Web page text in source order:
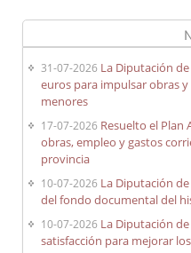
Boletines oficiales
Órganos Consultivos
Foros
Sede Electrónica
Programas de
EE.LL.. Asesoramiento y
31-07-2026 La Diputación
euros para impulsar obras
menores
17-07-2026 Resuelto el Plan
obras, empleo y gastos
provincia
10-07-2026 La Diputación
del fondo documental del
10-07-2026 La Diputación
satisfacción para mejorar